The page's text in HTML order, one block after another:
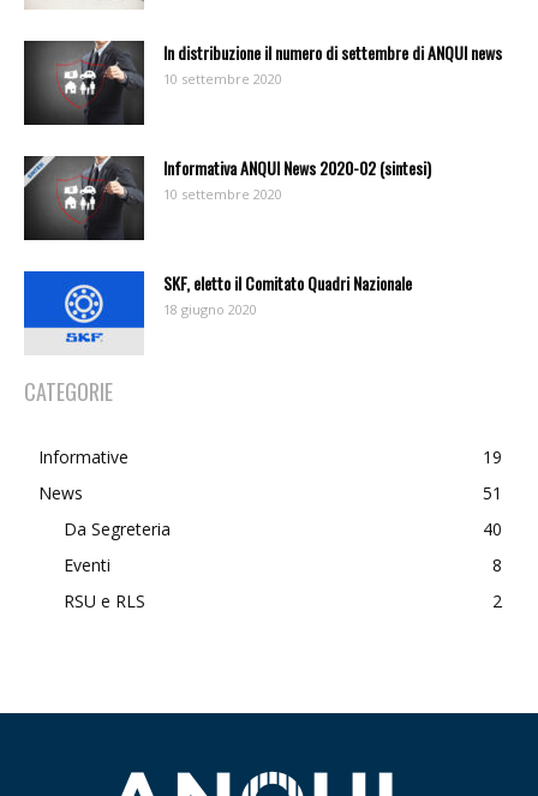
In distribuzione il numero di settembre di ANQUI news
10 settembre 2020
Informativa ANQUI News 2020-02 (sintesi)
10 settembre 2020
SKF, eletto il Comitato Quadri Nazionale
18 giugno 2020
CATEGORIE
Informative
19
News
51
Da Segreteria
40
Eventi
8
RSU e RLS
2